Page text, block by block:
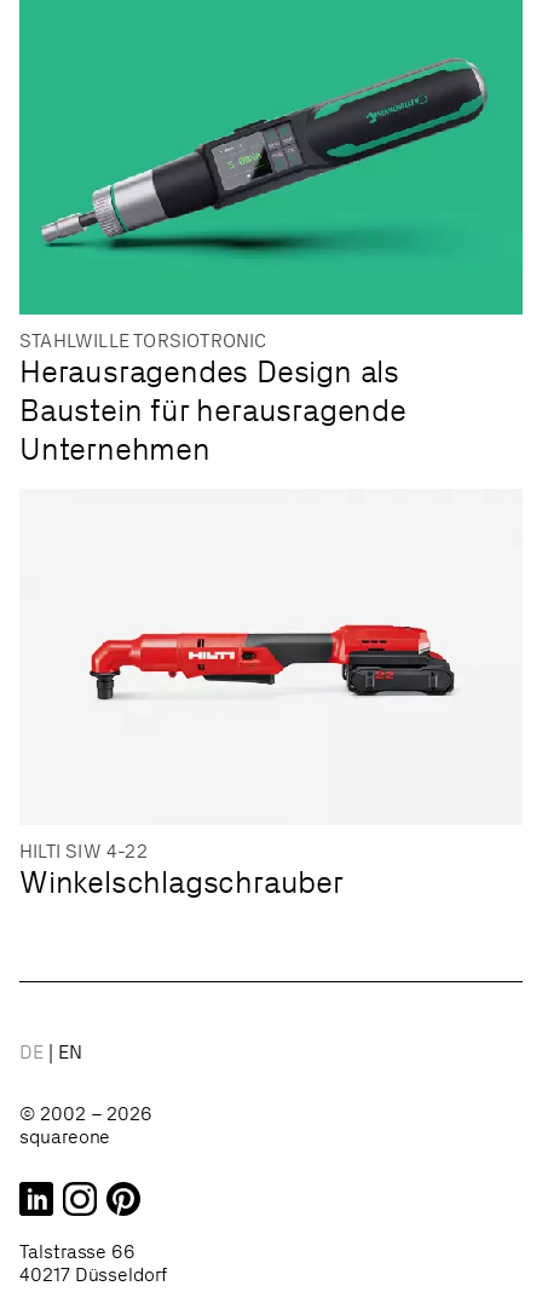
STAHLWILLE TORSIOTRONIC
Herausragendes Design als
Baustein für herausragende
Unternehmen
HILTI SIW 4-22
Winkelschlagschrauber
DE EN
© 2002 – 2026
squareone
Talstrasse 66
40217 Düsseldorf